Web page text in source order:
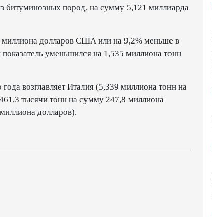
битуминозных пород, на сумму 5,121 миллиарда
долларов США или на 9,2% меньше в
уменьшился на 1,535 миллиона тонн
возглавляет Италия (5,339 миллиона тонн на
тысячи тонн на сумму 247,8 миллиона
долларов).